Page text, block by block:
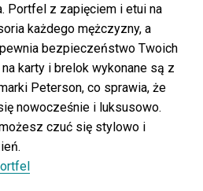
Portfel z zapięciem i etui na
każdego mężczyzny, a
bezpieczeństwo Twoich
karty i brelok wykonane są z
Peterson, co sprawia, że
nowocześnie i luksusowo.
czuć się stylowo i